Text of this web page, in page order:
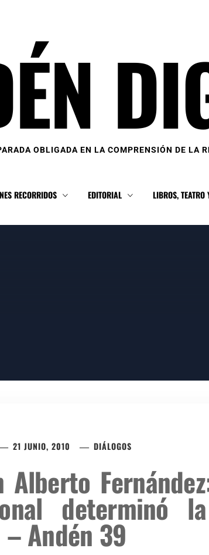
OBLIGADA EN LA COMPRENSIÓN DE LA
RECORRIDOS EDITORIAL LIBROS,
21 JUNIO, 2010 DIÁLOGOS
Alberto
determinó
Andén 39